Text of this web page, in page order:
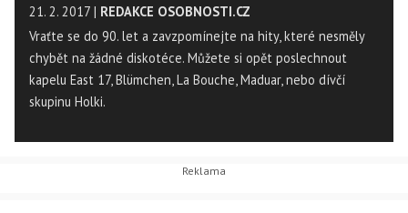
21. 2. 2017 | REDAKCE OSOBNOSTI.CZ
Vraťte se do 90. let a zavzpomínejte na hity, které nesměly
chybět na žádné diskotéce. Můžete si opět poslechnout
kapelu East 17, Blümchen, La Bouche, Maduar, nebo dívčí
skupinu Holki.